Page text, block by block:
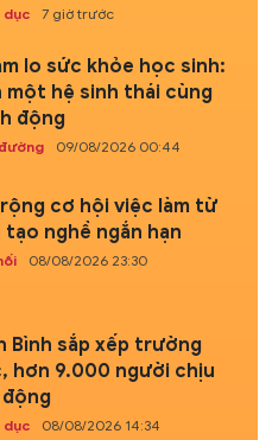
dục 7 giờ trước
lo sức khỏe học sinh:
một hệ sinh thái cùng
động
09/08/2026 00:44
cơ hội việc làm từ
tạo nghề ngắn hạn
08/08/2026 23:30
Bình sắp xếp trường
hơn 9.000 người chịu
dục 08/08/2026 14:34